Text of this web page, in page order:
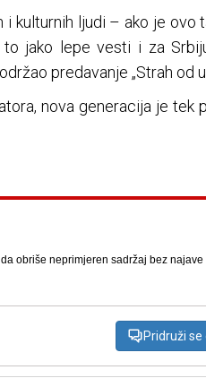
i kulturnih ljudi – ako je
jako lepe vesti i za
predavanje „Strah od
nova generacija je
obriše neprimjeren sadržaj bez
Pridruži se